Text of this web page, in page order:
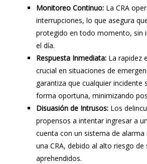
Monitoreo Continuo: La CRA
interrupciones, lo que asegura
protegido en todo momento, sin
el día.
Respuesta Inmediata: La rapidez
crucial en situaciones de
garantiza que cualquier incidente
forma oportuna, minimizando
Disuasión de Intrusos: Los
propensos a intentar ingresar a
cuenta con un sistema de
una CRA, debido al alto riesgo
aprehendidos.